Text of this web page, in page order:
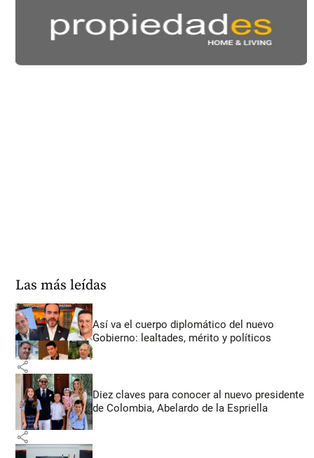
Las más leídas
Así va el cuerpo diplomático del nuevo
Gobierno: lealtades, mérito y políticos
share
Diez claves para conocer al nuevo presidente
de Colombia, Abelardo de la Espriella
share